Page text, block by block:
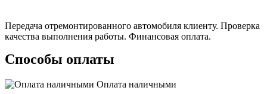
Передача отремонтированного автомобиля клиенту. Проверка
качества выполнения работы. Финансовая оплата.
Способы оплаты
Оплата наличными